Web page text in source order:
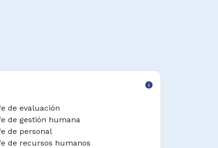
info
de evaluación
de gestión humana
de personal
de recursos humanos